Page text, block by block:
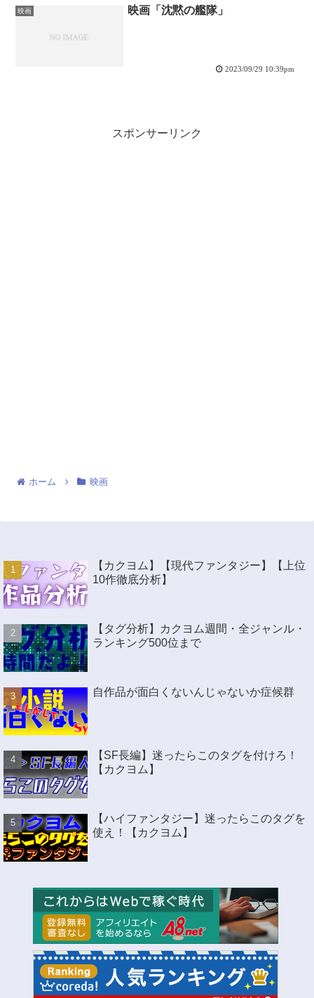
映画 映画「沈黙の艦隊」
2023/09/29 10:39pm
スポンサーリンク
ホーム 映画
【カクヨム】【現代ファンタジー】【上位
10作徹底分析】
【タグ分析】カクヨム週間・全ジャンル・
ランキング500位まで
自作品が面白くないんじゃないか症候群
【SF長編】迷ったらこのタグを付けろ！
【カクヨム】
【ハイファンタジー】迷ったらこのタグを
使え！【カクヨム】